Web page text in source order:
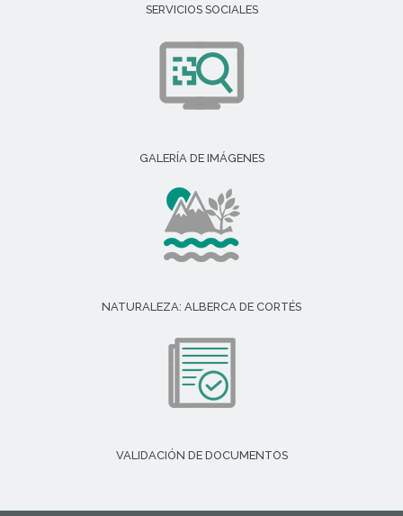
SERVICIOS SOCIALES
GALERÍA DE IMÁGENES
NATURALEZA: ALBERCA DE CORTÉS
VALIDACIÓN DE DOCUMENTOS